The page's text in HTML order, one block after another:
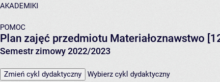
AKADEMIKI
POMOC
Plan zajęć przedmiotu Materiałoznawstwo
Semestr zimowy 2022/2023
Zmień cykl dydaktyczny Wybierz cykl dydaktyczny